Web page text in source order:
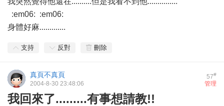
:em06: :em06:
身體好麻.............
支持 反對 刪除
57#
真頁不真頁
管理
2004-8-30 23:48:06
我回來了.........有事想請教!!